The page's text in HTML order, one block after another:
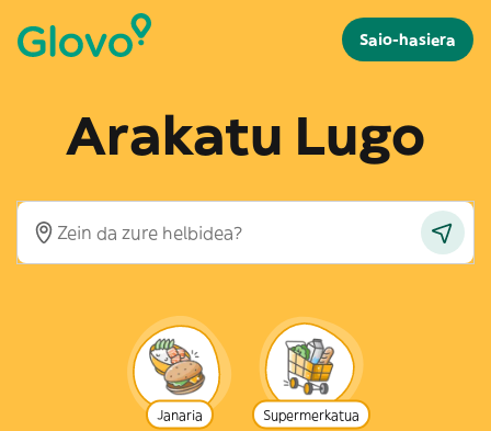
Saio-hasiera
Arakatu Lugo
Janaria Supermerkatua